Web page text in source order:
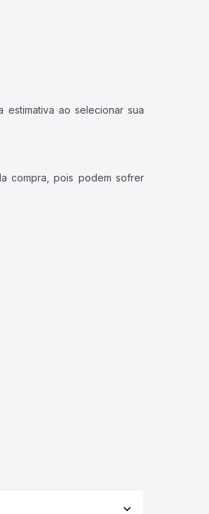
ao selecionar sua
compra, pois podem sofrer